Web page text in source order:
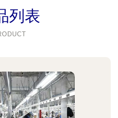
列表